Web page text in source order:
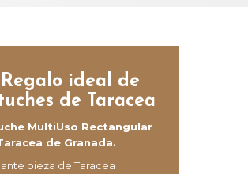
ideal de
de Taracea
MultiUso Rectangular
de Granada.
pieza de Taracea